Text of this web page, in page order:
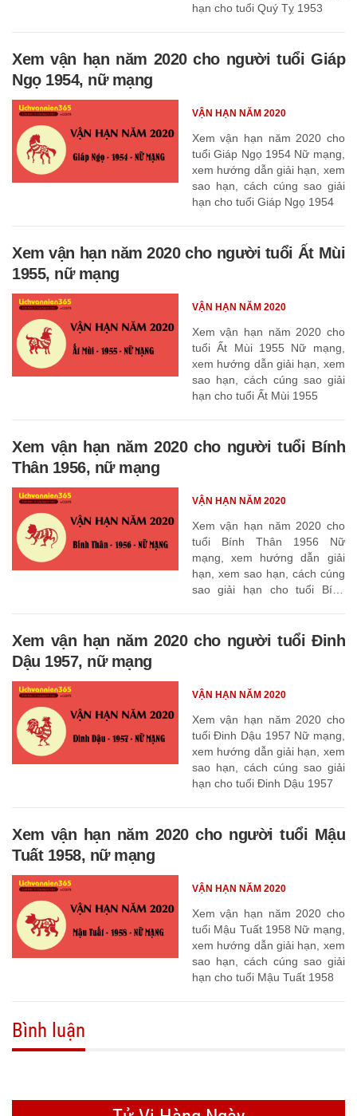
hạn cho tuổi Quý Tỵ 1953
Xem vận hạn năm 2020 cho người tuổi Giáp
Ngọ 1954, nữ mạng
Xem vận hạn năm 2020 cho
tuổi Giáp Ngọ 1954 Nữ mạng,
xem hướng dẫn giải hạn, xem
sao hạn, cách cúng sao giải
hạn cho tuổi Giáp Ngọ 1954
VẬN HẠN NĂM 2020
Xem vận hạn năm 2020 cho người tuổi Ất Mùi
1955, nữ mạng
Xem vận hạn năm 2020 cho
tuổi Ất Mùi 1955 Nữ mạng,
xem hướng dẫn giải hạn, xem
sao hạn, cách cúng sao giải
hạn cho tuổi Ất Mùi 1955
VẬN HẠN NĂM 2020
Xem vận hạn năm 2020 cho người tuổi Bính
Thân 1956, nữ mạng
Xem vận hạn năm 2020 cho
tuổi Bính Thân 1956 Nữ
mạng, xem hướng dẫn giải
hạn, xem sao hạn, cách cúng
sao giải hạn cho tuổi Bính
VẬN HẠN NĂM 2020
Xem vận hạn năm 2020 cho người tuổi Đinh
Dậu 1957, nữ mạng
Xem vận hạn năm 2020 cho
tuổi Đinh Dậu 1957 Nữ mạng,
xem hướng dẫn giải hạn, xem
sao hạn, cách cúng sao giải
hạn cho tuổi Đinh Dậu 1957
VẬN HẠN NĂM 2020
Xem vận hạn năm 2020 cho người tuổi Mậu
Tuất 1958, nữ mạng
Xem vận hạn năm 2020 cho
tuổi Mậu Tuất 1958 Nữ mạng,
xem hướng dẫn giải hạn, xem
sao hạn, cách cúng sao giải
hạn cho tuổi Mậu Tuất 1958
VẬN HẠN NĂM 2020
Bình luận